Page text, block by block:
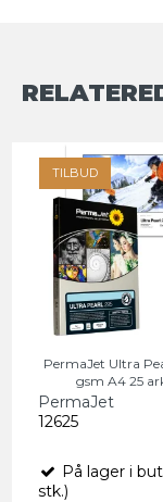
TILBUD
PermaJet Ultra
gsm A4 25
PermaJet
12625
På lager i
stk.)